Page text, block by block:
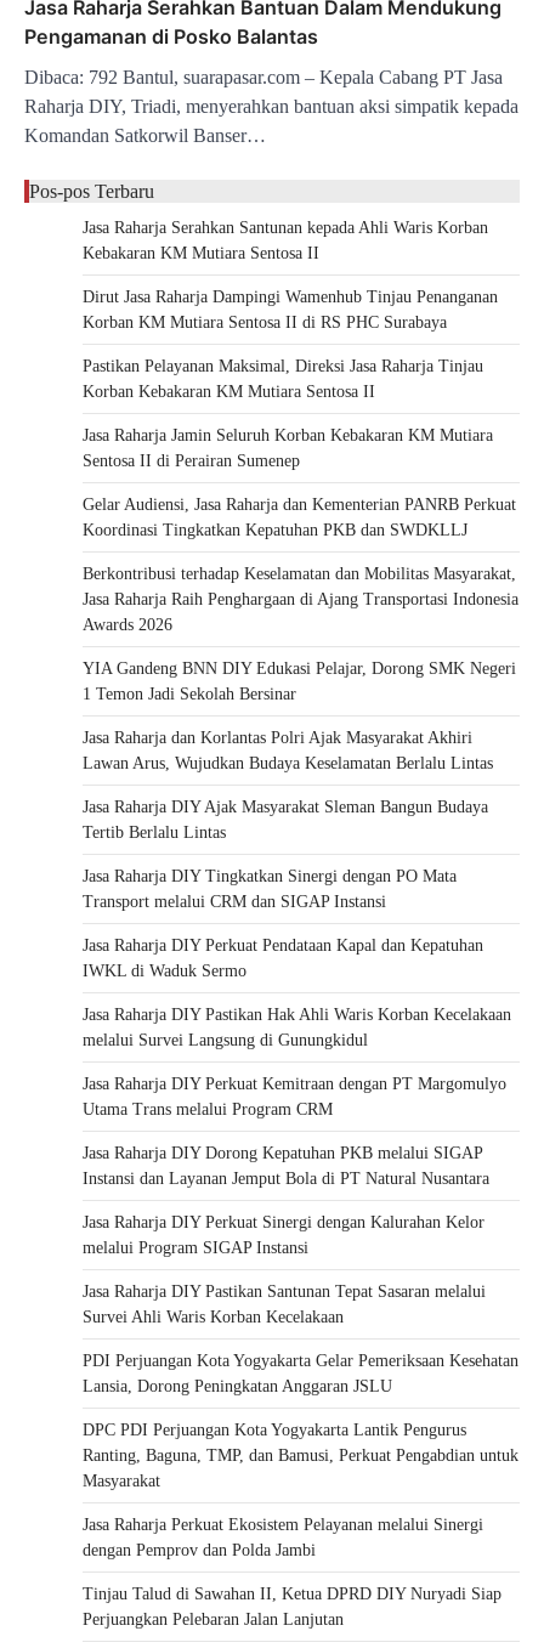
Jasa Raharja Serahkan Bantuan Dalam Mendukung
Pengamanan di Posko Balantas
Dibaca: 792 Bantul, suarapasar.com – Kepala Cabang PT Jasa
Raharja DIY, Triadi, menyerahkan bantuan aksi simpatik kepada
Komandan Satkorwil Banser…
Pos-pos Terbaru
Jasa Raharja Serahkan Santunan kepada Ahli Waris Korban
Kebakaran KM Mutiara Sentosa II
Dirut Jasa Raharja Dampingi Wamenhub Tinjau Penanganan
Korban KM Mutiara Sentosa II di RS PHC Surabaya
Pastikan Pelayanan Maksimal, Direksi Jasa Raharja Tinjau
Korban Kebakaran KM Mutiara Sentosa II
Jasa Raharja Jamin Seluruh Korban Kebakaran KM Mutiara
Sentosa II di Perairan Sumenep
Gelar Audiensi, Jasa Raharja dan Kementerian PANRB Perkuat
Koordinasi Tingkatkan Kepatuhan PKB dan SWDKLLJ
Berkontribusi terhadap Keselamatan dan Mobilitas Masyarakat,
Jasa Raharja Raih Penghargaan di Ajang Transportasi Indonesia
Awards 2026
YIA Gandeng BNN DIY Edukasi Pelajar, Dorong SMK Negeri
1 Temon Jadi Sekolah Bersinar
Jasa Raharja dan Korlantas Polri Ajak Masyarakat Akhiri
Lawan Arus, Wujudkan Budaya Keselamatan Berlalu Lintas
Jasa Raharja DIY Ajak Masyarakat Sleman Bangun Budaya
Tertib Berlalu Lintas
Jasa Raharja DIY Tingkatkan Sinergi dengan PO Mata
Transport melalui CRM dan SIGAP Instansi
Jasa Raharja DIY Perkuat Pendataan Kapal dan Kepatuhan
IWKL di Waduk Sermo
Jasa Raharja DIY Pastikan Hak Ahli Waris Korban Kecelakaan
melalui Survei Langsung di Gunungkidul
Jasa Raharja DIY Perkuat Kemitraan dengan PT Margomulyo
Utama Trans melalui Program CRM
Jasa Raharja DIY Dorong Kepatuhan PKB melalui SIGAP
Instansi dan Layanan Jemput Bola di PT Natural Nusantara
Jasa Raharja DIY Perkuat Sinergi dengan Kalurahan Kelor
melalui Program SIGAP Instansi
Jasa Raharja DIY Pastikan Santunan Tepat Sasaran melalui
Survei Ahli Waris Korban Kecelakaan
PDI Perjuangan Kota Yogyakarta Gelar Pemeriksaan Kesehatan
Lansia, Dorong Peningkatan Anggaran JSLU
DPC PDI Perjuangan Kota Yogyakarta Lantik Pengurus
Ranting, Baguna, TMP, dan Bamusi, Perkuat Pengabdian untuk
Masyarakat
Jasa Raharja Perkuat Ekosistem Pelayanan melalui Sinergi
dengan Pemprov dan Polda Jambi
Tinjau Talud di Sawahan II, Ketua DPRD DIY Nuryadi Siap
Perjuangkan Pelebaran Jalan Lanjutan